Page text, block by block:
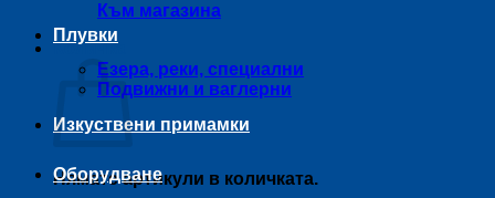
Към магазина
Количка
Нямате артикули в количката.
Плувки
Езера, реки, специални
Подвижни и ваглерни
Изкуствени примамки
Оборудване